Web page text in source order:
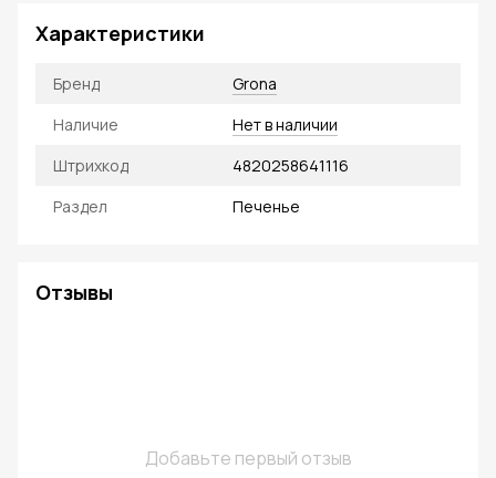
Характеристики
Бренд
Grona
Наличие
Нет в наличии
Штрихкод
4820258641116
Раздел
Печенье
Отзывы
Добавьте первый отзыв